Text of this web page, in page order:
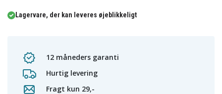
Lagervare, der kan leveres øjeblikkeligt
12 måneders garanti
Hurtig levering
Fragt kun 29,-